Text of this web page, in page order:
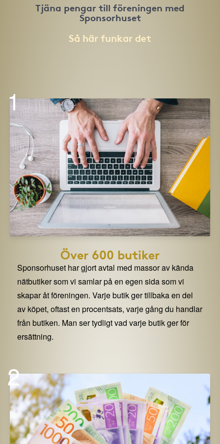
Tjäna pengar till föreningen med
Sponsorhuset
Så här funkar det
1
Över 600 butiker
Sponsorhuset har gjort avtal med massor av kända
nätbutiker som vi samlar på en egen sida som vi
skapar åt föreningen. Varje butik ger tillbaka en del
av köpet, oftast en procentsats, varje gång du handlar
från butiken. Man ser tydligt vad varje butik ger för
ersättning.
2